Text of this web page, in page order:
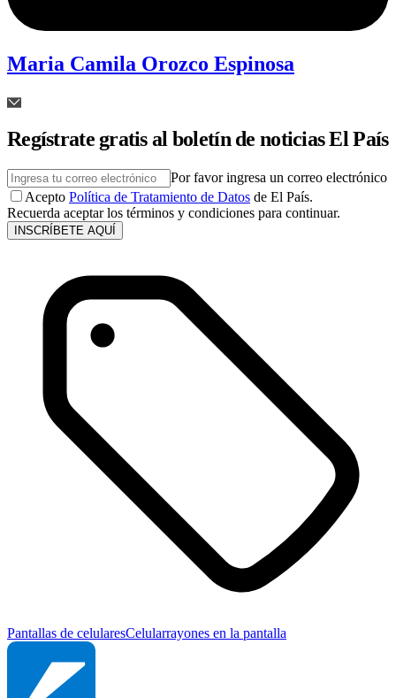
Maria Camila Orozco Espinosa
Regístrate gratis al boletín de noticias El País
Por favor ingresa un correo electrónico
Acepto Política de Tratamiento de Datos de El País.
Recuerda aceptar los términos y condiciones para continuar.
INSCRÍBETE AQUÍ
Pantallas de celularesCelularrayones en la pantalla